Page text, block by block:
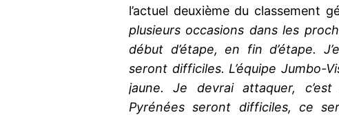
l’actuel deuxième du classement
plusieurs occasions dans les
début d’étape, en fin d’étape.
seront difficiles. L’équipe Jumbo-
jaune. Je devrai attaquer,
Pyrénées seront difficiles, ce